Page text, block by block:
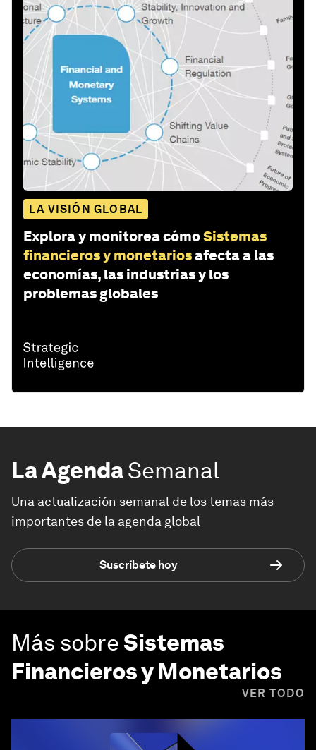
LA VISIÓN GLOBAL
Explora y monitorea cómoSistemas
financieros y monetariosafecta a las
economías, las industrias y los
problemas globales
La AgendaSemanal
Una actualización semanal de los temas más
importantes de la agenda global
Suscríbete hoy
Más sobreSistemas
Financieros y Monetarios
VER TODO